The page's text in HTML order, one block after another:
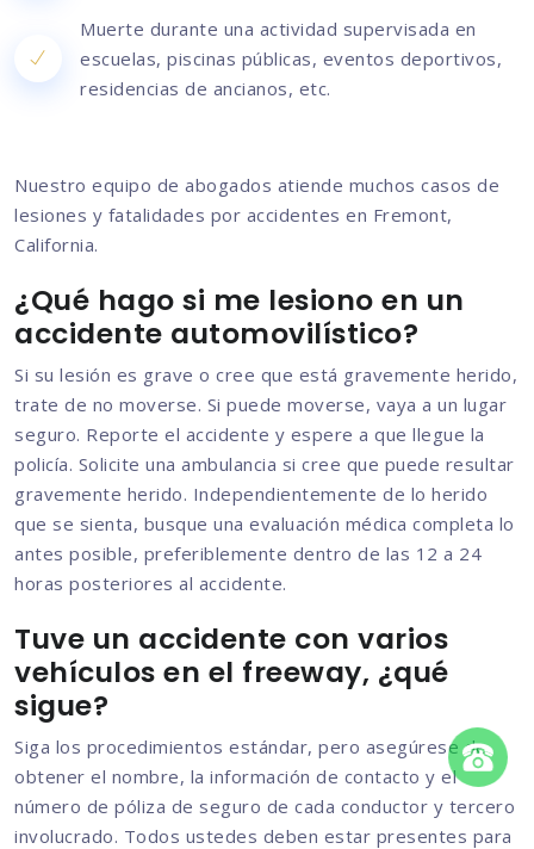
Muerte durante una actividad supervisada en
escuelas, piscinas públicas, eventos deportivos,
residencias de ancianos, etc.
Nuestro equipo de abogados atiende muchos casos de
lesiones y fatalidades por accidentes en Fremont,
California.
¿Qué hago si me lesiono en un
accidente automovilístico?
Si su lesión es grave o cree que está gravemente herido,
trate de no moverse. Si puede moverse, vaya a un lugar
seguro. Reporte el accidente y espere a que llegue la
policía. Solicite una ambulancia si cree que puede resultar
gravemente herido. Independientemente de lo herido
que se sienta, busque una evaluación médica completa lo
antes posible, preferiblemente dentro de las 12 a 24
horas posteriores al accidente.
Tuve un accidente con varios
vehículos en el freeway, ¿qué
sigue?
Siga los procedimientos estándar, pero asegúrese de
obtener el nombre, la información de contacto y el
número de póliza de seguro de cada conductor y tercero
involucrado. Todos ustedes deben estar presentes para